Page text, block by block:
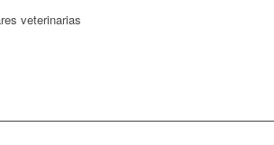
veterinarias